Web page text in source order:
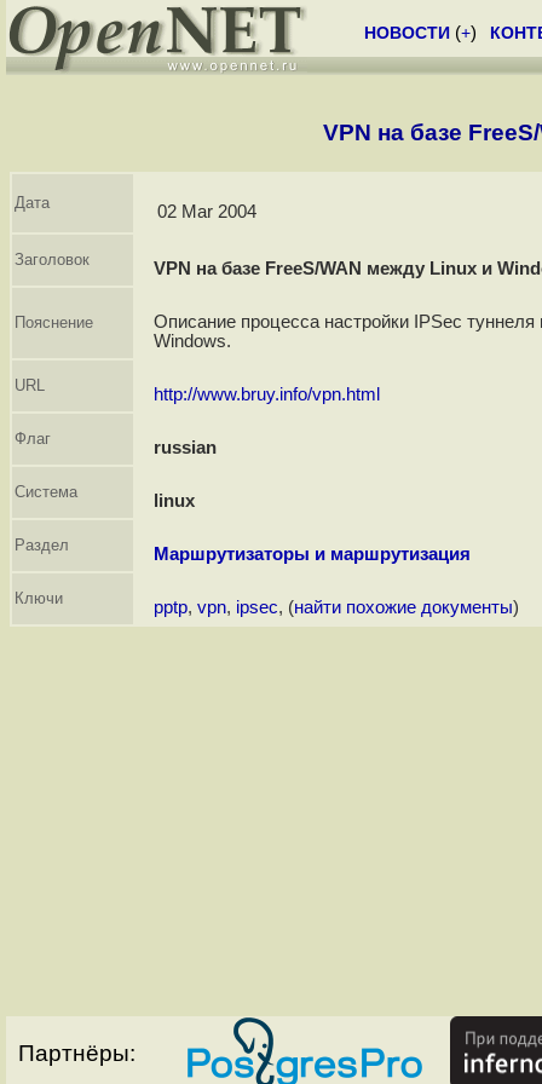
НОВОСТИ (+)
VPN на базе
Дата 02 Mar 2004
Заголовок VPN на базе FreeS/WAN между Linux и
Пояснение
Описание процесса настройки IPSec
Windows.
URL http://www.bruy.info/vpn.html
Флаг russian
Система linux
Раздел Маршрутизаторы и маршрутизация
Ключи pptp, vpn, ipsec, (найти похожие документы)
Партнёры: